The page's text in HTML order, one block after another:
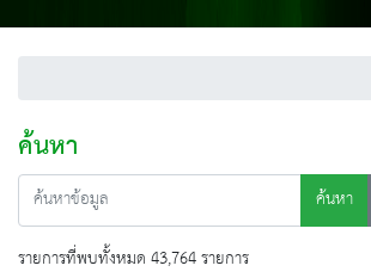
ค้นหา
ค้นหา
รายการที่พบทั้งหมด 43,764 รายการ